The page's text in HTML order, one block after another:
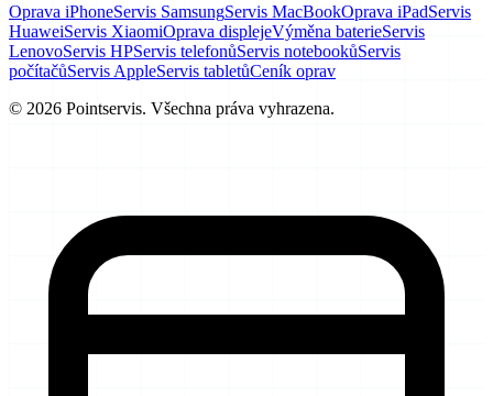
Oprava iPhoneServis SamsungServis MacBookOprava iPadServis
HuaweiServis XiaomiOprava displejeVýměna baterieServis
LenovoServis HPServis telefonůServis notebookůServis
počítačůServis AppleServis tabletůCeník oprav
© 2026 Pointservis. Všechna práva vyhrazena.